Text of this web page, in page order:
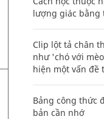
lượng giác
Clip lột tả chân
như 'chó với
hiện một vấn đề
Bảng công thức
bản cần nhớ